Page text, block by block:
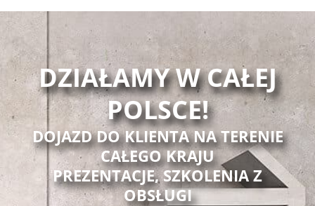
DZIAŁAMY W CAŁEJ
POLSCE!
DOJAZD DO KLIENTA NA TERENIE
CAŁEGO KRAJU
PREZENTACJE, SZKOLENIA Z
OBSŁUGI